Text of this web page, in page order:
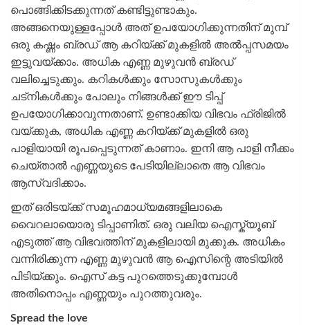
പൊങ്ങിക്കിടക്കുന്നത് കണ്ടിട്ടുണ്ടാകും.
അങ്ങനെയുള്ളപ്പോൾ അത് ഉപയോഗിക്കുന്നതിന് മുമ്പ്
ഒരു കഷ്ണം ബ്രഡ് ആ കറിയ്ക്ക് മുകളിൽ അൽപ്പസമയം
ഇട്ടുവയ്ക്കാം. അധിക എണ്ണ മുഴുവൻ ബ്രഡ്
വലിച്ചെടുക്കും. കറികൾക്കും സോസുകൾക്കും
ചട്നികൾക്കും പോലും നിങ്ങൾക്ക് ഈ ടിപ്പ്
ഉപയോഗിക്കാവുന്നതാണ്. ഉണ്ടാക്കിയ വിഭവം ഫ്രിജിൽ
വയ്ക്കുക, അധിക എണ്ണ കറിയ്ക്ക് മുകളിൽ ഒരു
പാളിയായി രൂപപ്പെടുന്നത് കാണാം. ഇനി ആ പാളി നീക്കം
ചെയ്താൽ എണ്ണയുടെ പേടിയില്ലാതെ ആ വിഭവം
ആസ്വദിക്കാം.
ഇത് ഒരിടയ്ക്ക് സമൂഹമാധ്യമങ്ങളിലാകെ
വൈറലായൊരു ടിപ്പാണിത്. ഒരു വലിയ ഐസ്ക്യൂബ്
എടുത്ത് ആ വിഭവത്തിന് മുകളിലായി മുക്കുക. അധികം
വന്നിരിക്കുന്ന എണ്ണ മുഴുവൻ ആ ഐസിന്റെ അടിയിൽ
പിടിയ്ക്കും. ഐസ് കട്ട പുറത്തെടുക്കുമ്പോൾ
അതിനൊപ്പം എണ്ണയും പുറത്തുവരും.
Spread the love